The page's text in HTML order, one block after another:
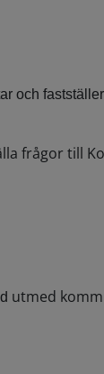
och
frågor till
utmed